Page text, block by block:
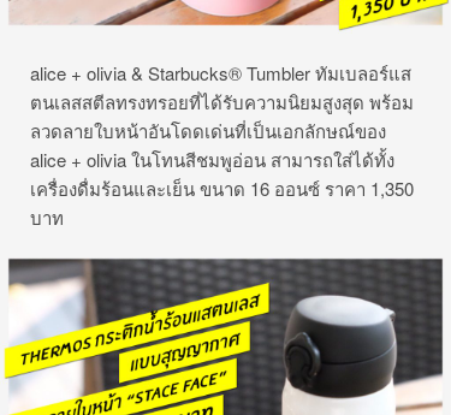
alice + olivia & Starbucks® Tumbler ทัมเบลอร์แส
ตนเลสสตีลทรงทรอยที่ได้รับความนิยมสูงสุด พร้อม
ลวดลายใบหน้าอันโดดเด่นที่เป็นเอกลักษณ์ของ
alice + olivia ในโทนสีชมพูอ่อน สามารถใส่ได้ทั้ง
เครื่องดื่มร้อนและเย็น ขนาด 16 ออนซ์ ราคา 1,350
บาท